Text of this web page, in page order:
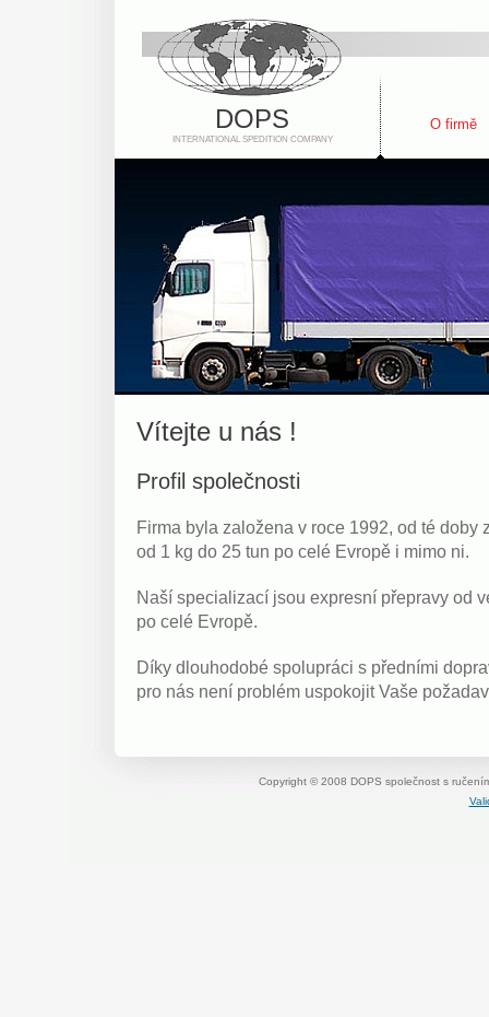
DOPS
INTERNATIONAL SPEDITION COMPANY
O firmě
Vítejte u nás !
Profil společnosti
Firma byla založena v roce 1992, od té
od 1 kg do 25 tun po celé Evropě i mimo ni.
Naší specializací jsou expresní přepravy od
po celé Evropě.
Díky dlouhodobé spolupráci s předními
pro nás není problém uspokojit Vaše
Copyright © 2008 DOPS společnost s